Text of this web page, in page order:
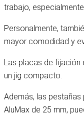
trabajo,
Personalmente,
mayor comodidad y
Las placas de fijación
un jig compacto.
Además, las
AluMax de 25 mm,